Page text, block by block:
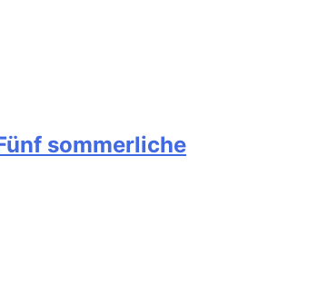
sommerliche